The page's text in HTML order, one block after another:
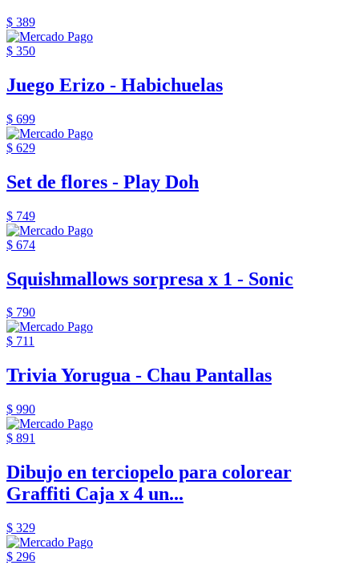
$ 389
$ 350
Juego Erizo - Habichuelas
$ 699
$ 629
Set de flores - Play Doh
$ 749
$ 674
Squishmallows sorpresa x 1 - Sonic
$ 790
$ 711
Trivia Yorugua - Chau Pantallas
$ 990
$ 891
Dibujo en terciopelo para colorear
Graffiti Caja x 4 un...
$ 329
$ 296